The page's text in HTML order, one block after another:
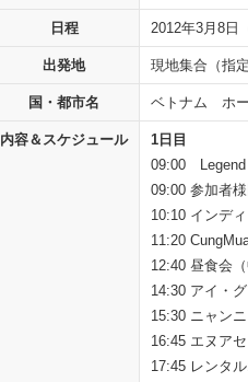
日程 2012年3月8日
出発地 現地集合（指
国・都市名 ベトナム ホ
内容＆スケジュール
1日目
09:00 Legend
09:00 参加者
10:10 インデ
11:20
12:40 昼食会
14:30 アイ・
15:30 ニャン
16:45 エヌア
17:45 レンタ